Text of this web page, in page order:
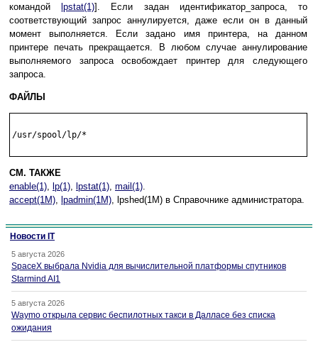
командой
lpstat(1)]. Если задан идентификатор_запроса, то
соответствующий запрос аннулируется, даже если он в данный
момент выполняется. Если задано имя принтера, на данном
принтере печать прекращается. В любом случае аннулирование
выполняемого запроса освобождает принтер для следующего
запроса.
ФАЙЛЫ
/usr/spool/lp/*
СМ. ТАКЖЕ
enable(1), lp(1), lpstat(1), mail(1).
accept(1M), lpadmin(1M), lpshed(1M) в Справочнике администратора.
Новости IT
5 августа 2026
SpaceX выбрала Nvidia для вычислительной платформы спутников
Starmind AI1
5 августа 2026
Waymo открыла сервис беспилотных такси в Далласе без списка
ожидания